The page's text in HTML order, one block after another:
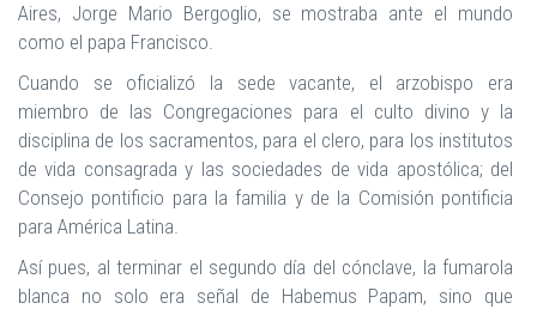
Aires, Jorge Mario Bergoglio, se mostraba ante el mundo
como el papa Francisco.
Cuando se oficializó la sede vacante, el arzobispo era
miembro de las Congregaciones para el culto divino y la
disciplina de los sacramentos, para el clero, para los institutos
de vida consagrada y las sociedades de vida apostólica; del
Consejo pontificio para la familia y de la Comisión pontificia
para América Latina.
Así pues, al terminar el segundo día del cónclave, la fumarola
blanca no solo era señal de Habemus Papam, sino que